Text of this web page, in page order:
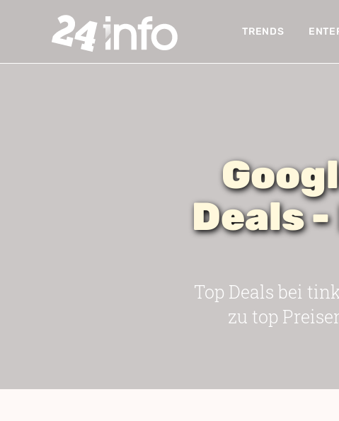
TRENDS
Deals
Top Deals bei
zu top